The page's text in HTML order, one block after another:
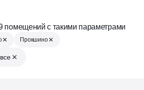
помещений с такими параметрами
Прокшино